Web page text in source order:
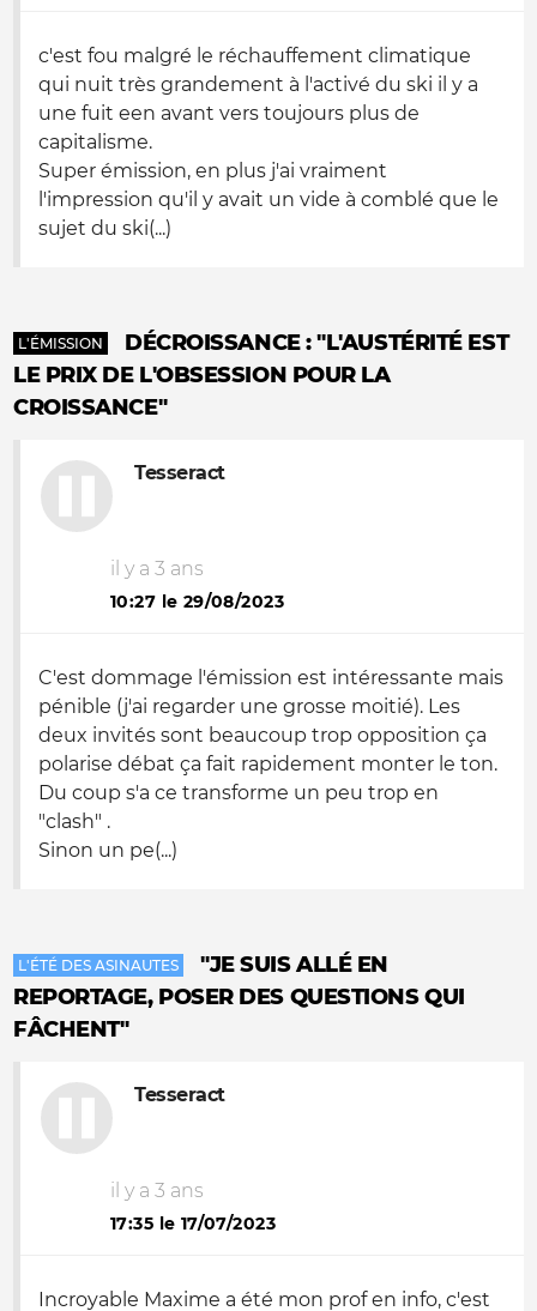
c'est fou malgré le réchauffement climatique
qui nuit très grandement à l'activé du ski il y a
une fuit een avant vers toujours plus de
capitalisme.
Super émission, en plus j'ai vraiment
l'impression qu'il y avait un vide à comblé que le
sujet du ski(...)
L'ÉMISSION
DÉCROISSANCE : "L'AUSTÉRITÉ EST
LE PRIX DE L'OBSESSION POUR LA
CROISSANCE"
Tesseract
il y a 3 ans
10:27 le 29/08/2023
C'est dommage l'émission est intéressante mais
pénible (j'ai regarder une grosse moitié). Les
deux invités sont beaucoup trop opposition ça
polarise débat ça fait rapidement monter le ton.
Du coup s'a ce transforme un peu trop en
"clash" .
Sinon un pe(...)
L'ÉTÉ DES ASINAUTES
"JE SUIS ALLÉ EN
REPORTAGE, POSER DES QUESTIONS QUI
FÂCHENT"
Tesseract
il y a 3 ans
17:35 le 17/07/2023
Incroyable Maxime a été mon prof en info, c'est